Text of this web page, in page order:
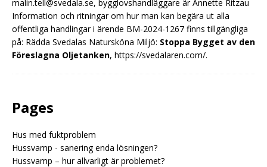
malin.tell@svedala.se, bygglovshandläggare är Annette Ritzau
Information och ritningar om hur man kan begära ut alla
offentliga handlingar i ärende BM-2024-1267 finns tillgängliga
på: Rädda Svedalas Natursköna Miljö: Stoppa Bygget av den
Föreslagna Oljetanken, https://svedalaren.com/.
Pages
Hus med fuktproblem
Hussvamp - sanering enda lösningen?
Hussvamp – hur allvarligt är problemet?